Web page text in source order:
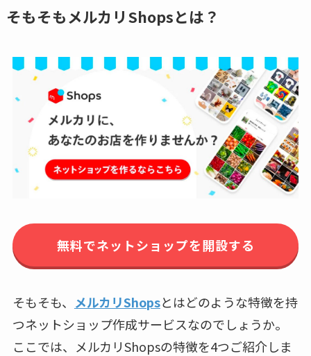
そもそもメルカリShopsとは？
無料でネットショップを開設する
そもそも、 メルカリShopsとはどのような特徴を持
つネットショップ作成サービスなのでしょうか。
ここでは、メルカリShopsの特徴を4つご紹介しま